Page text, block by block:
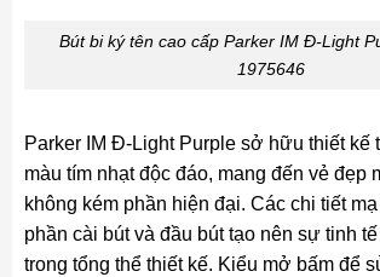
Bút bi ký tên cao cấp Parker IM Đ-Light
1975646
Parker IM Đ-Light Purple sở hữu thiết kế
màu tím nhạt độc đáo, mang đến vẻ đẹp
không kém phần hiện đại. Các chi tiết
phần cài bút và đầu bút tạo nên sự tinh
trong tổng thể thiết kế. Kiểu mở bấm để